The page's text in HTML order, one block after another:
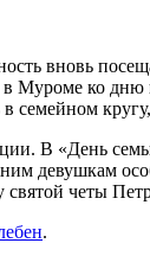
вновь
в Муроме ко
семейном
В «День
девушкам
святой четы
.